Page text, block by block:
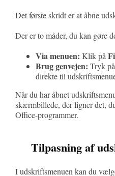
Det første skridt er at åbne
Der er to måder, du kan gøre
Via menuen: Klik på
Brug genvejen: Tryk på
direkte til
Når du har åbnet
skærmbillede, der ligner det,
Office-programmer.
Tilpasning af
I udskriftsmenuen kan du